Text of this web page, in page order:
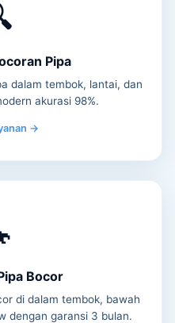
Pipa
dalam tembok, lantai, dan
akurasi 98%.
→
Bocor
di dalam tembok, bawah
dengan garansi 3 bulan.